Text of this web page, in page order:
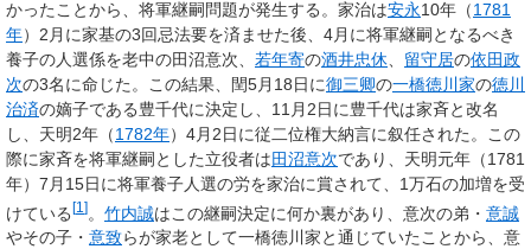
かったことから、将軍継嗣問題が発生する。家治は安永10年（1781
年）2月に家基の3回忌法要を済ませた後、4月に将軍継嗣となるべき
養子の人選係を老中の田沼意次、 若年寄の酒井忠休 留守居の依田政
次の3名に命じた。この結果、閏5月18日に御三卿の一橋徳川家の徳川
治済の嫡子である豊千代に決定し、11月2日に豊千代は家斉と改名
し、天明2年（1782年）4月2日に従二位権大納言に叙任された。この
際に家斉を将軍継嗣とした立役者は田沼意次であり、天明元年（1781
年）7月15日に将軍養子人選の労を家治に賞されて、1万石の加増を受
けている[1 ]。 竹内誠はこの継嗣決定に何か裏があり、意次の弟・ 意誠
やその子・ 意致らが家老として一橋徳川家と通じていたことから、意